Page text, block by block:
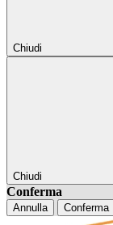
Chiudi
Chiudi
Conferma
Annulla Conferma